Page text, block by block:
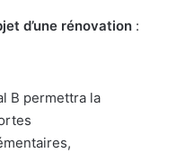
d’une rénovation :
B permettra la